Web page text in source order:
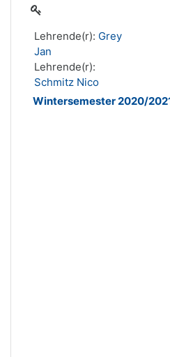
Lehrende(r): Grey
Jan
Lehrende(r):
Schmitz Nico
Wintersemester 2020/